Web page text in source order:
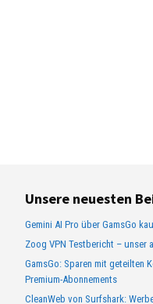
Unsere neuesten
Gemini AI Pro über GamsGo
Zoog VPN Testbericht – unser
GamsGo: Sparen mit geteilten
Premium-Abonnements
CleanWeb von Surfshark: